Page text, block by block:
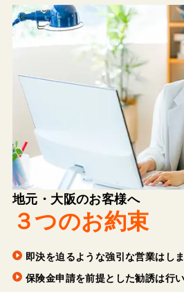
地元・大阪のお客様へ
３つのお約束
即決を迫るような強引な営業はしま
保険金申請を前提とした勧誘は行い